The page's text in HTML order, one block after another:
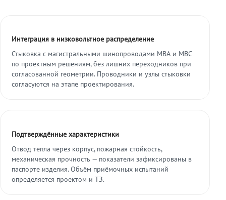
Интеграция в низковольтное распределение
Стыковка с магистральными шинопроводами МВА и МВС
по проектным решениям, без лишних переходников при
согласованной геометрии. Проводники и узлы стыковки
согласуются на этапе проектирования.
Подтверждённые характеристики
Отвод тепла через корпус, пожарная стойкость,
механическая прочность — показатели зафиксированы в
паспорте изделия. Объём приёмочных испытаний
определяется проектом и ТЗ.